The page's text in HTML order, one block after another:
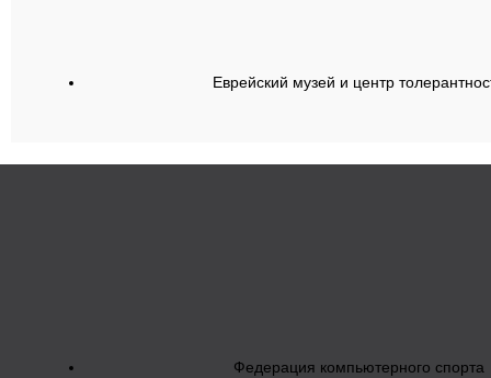
Еврейский музей и центр
Федерация компьютерного спорта